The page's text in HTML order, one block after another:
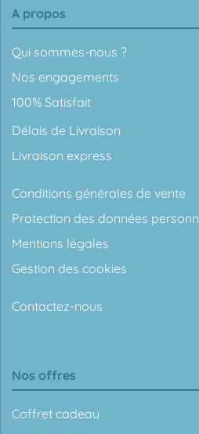
A propos
Qui sommes-nous ?
Nos engagements
100% Satisfait
Délais de Livraison
Livraison express
Conditions générales de vente
Protection des données
Mentions légales
Gestion des cookies
Contactez-nous
Nos offres
Coffret cadeau